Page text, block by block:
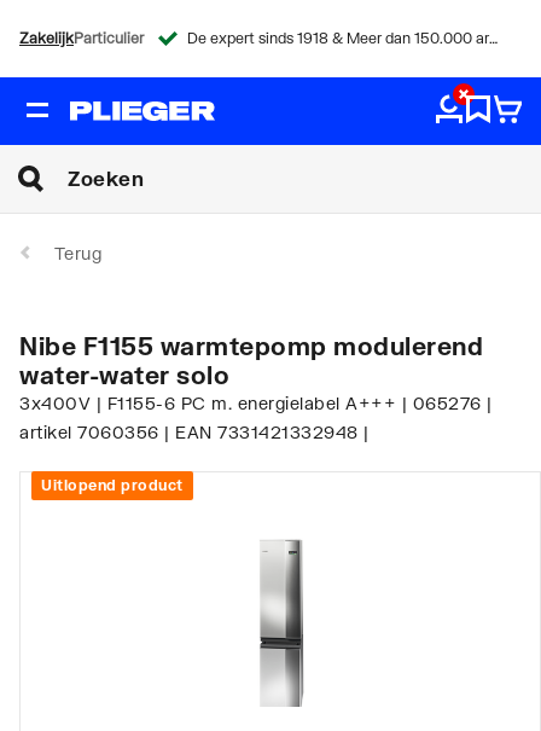
ZakelijkParticulier De expert sinds 1918 & Meer dan 150.000 artikelen
Terug
Nibe F1155 warmtepomp modulerend
water-water solo
3x400V | F1155-6 PC m. energielabel A+++ | 065276 |
artikel 7060356 | EAN 7331421332948 |
Uitlopend product